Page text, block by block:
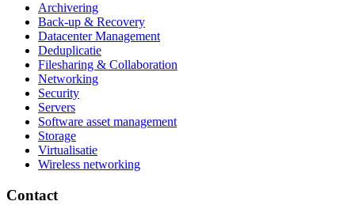
Archivering
Back-up & Recovery
Datacenter Management
Deduplicatie
Filesharing & Collaboration
Networking
Security
Servers
Software asset management
Storage
Virtualisatie
Wireless networking
Contact